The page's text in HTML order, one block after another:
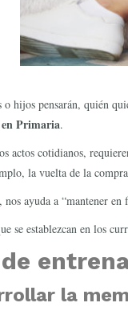
o hijos pensarán, quién
Primaria.
actos cotidianos,
la vuelta de la
, nos ayuda a “mantener en
se establezcan en los
la